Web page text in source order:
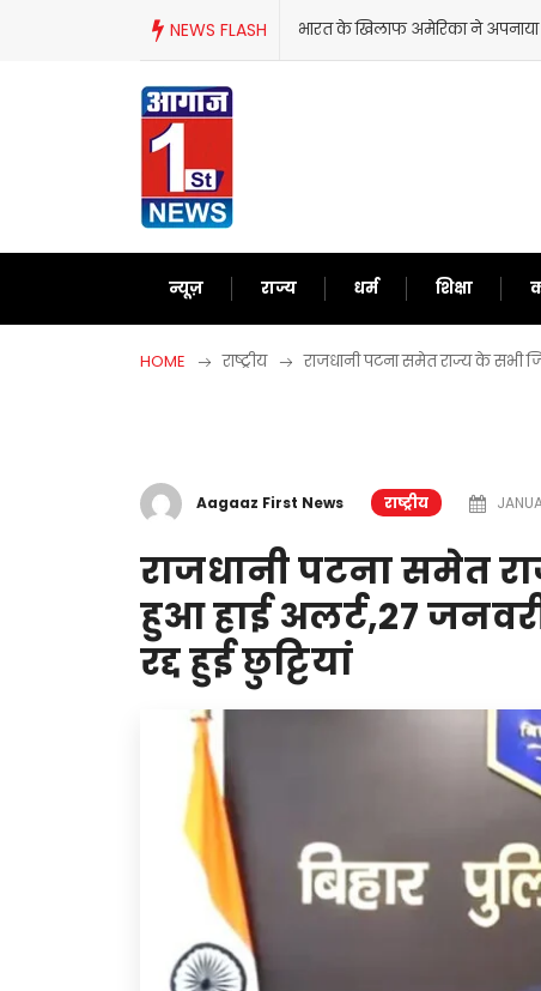
NEWS FLASH भारत के खिलाफ अमेरिका ने अपनाया
न्यूज़ राज्य धर्म शिक्षा
HOME राष्ट्रीय राजधानी पटना समेत राज्य के सभी
Aagaaz First News राष्ट्रीय
राजधानी पटना समेत
हुआ हाई अलर्ट,27
रद्द हुई छुट्टियां